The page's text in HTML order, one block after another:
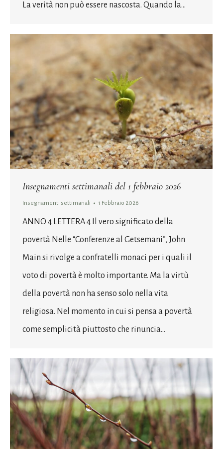
La verità non può essere nascosta. Quando la…
Insegnamenti settimanali del 1 febbraio 2026
Insegnamenti settimanali 1 Febbraio 2026
ANNO 4 LETTERA 4 Il vero significato della
povertà Nelle “Conferenze al Getsemani”, John
Main si rivolge a confratelli monaci per i quali il
voto di povertà è molto importante. Ma la virtù
della povertà non ha senso solo nella vita
religiosa. Nel momento in cui si pensa a povertà
come semplicità piuttosto che rinuncia…